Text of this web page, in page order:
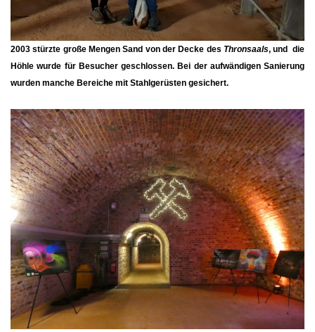
2003 stürzte große Mengen Sand von der Decke des Thronsaals, und die
Höhle wurde für Besucher geschlossen. Bei der aufwändigen Sanierung
wurden manche Bereiche mit Stahlgerüsten gesichert.